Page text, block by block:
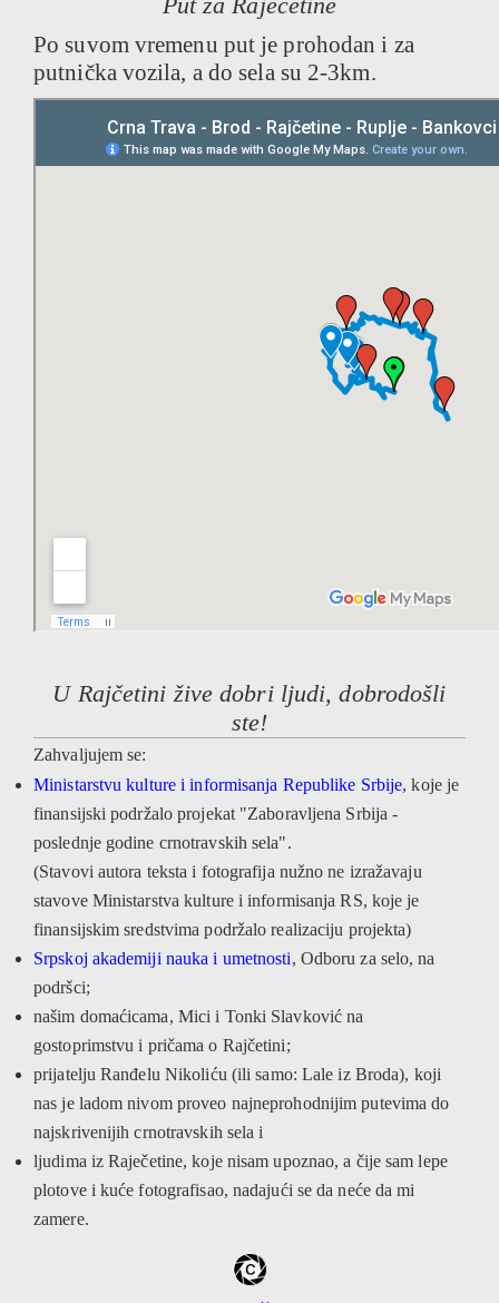
Po suvom vremenu put je prohodan i za
putnička vozila, a do sela su 2-3km.
U Rajčetini žive dobri ljudi, dobrodošli
ste!
Zahvaljujem se:
Ministarstvu kulture i informisanja Republike Srbije, koje je
finansijski podržalo projekat "Zaboravljena Srbija -
poslednje godine crnotravskih sela".
(Stavovi autora teksta i fotografija nužno ne izražavaju
stavove Ministarstva kulture i informisanja RS, koje je
finansijskim sredstvima podržalo realizaciju projekta)
Srpskoj akademiji nauka i umetnosti, Odboru za selo, na
podršci;
našim domaćicama, Mici i Tonki Slavković na
gostoprimstvu i pričama o Rajčetini;
prijatelju Ranđelu Nikoliću (ili samo: Lale iz Broda), koji
nas je ladom nivom proveo najneprohodnijim putevima do
najskrivenijih crnotravskih sela i
ljudima iz Raječetine, koje nisam upoznao, a čije sam lepe
plotove i kuće fotografisao, nadajući se da neće da mi
zamere.